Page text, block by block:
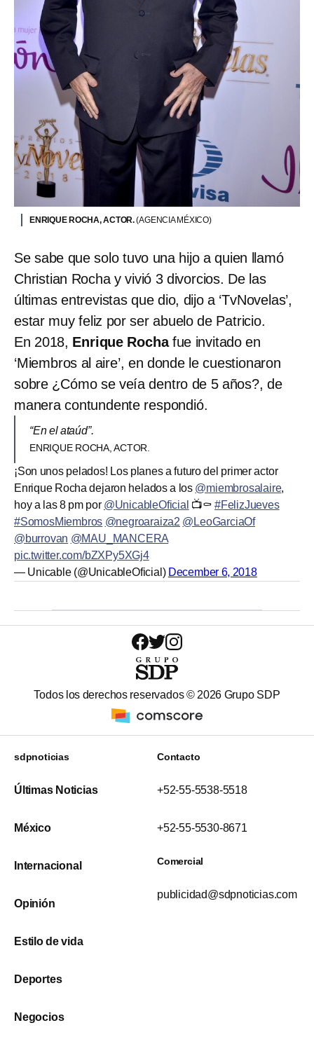
ENRIQUE ROCHA, ACTOR.(AGENCIA MÉXICO)
Se sabe que solo tuvo una hijo a quien llamó
Christian Rocha y vivió 3 divorcios. De las
últimas entrevistas que dio, dijo a ‘TvNovelas’,
estar muy feliz por ser abuelo de Patricio.
En 2018, Enrique Rochafue invitado en
‘Miembros al aire’, en donde le cuestionaron
sobre ¿Cómo se veía dentro de 5 años?, de
manera contundente respondió.
“En el ataúd”.
ENRIQUE ROCHA, ACTOR.
¡Son unos pelados! Los planes a futuro del primer actor
Enrique Rocha dejaron helados a los @miembrosalaire,
hoy a las 8 pm por @UnicableOficial 📺⚰️#FelizJueves
#SomosMiembros @negroaraiza2 @LeoGarciaOf
@burrovan @MAU_MANCERA
pic.twitter.com/bZXPy5XGj4
— Unicable (@UnicableOficial) December 6, 2018
Todos los derechos reservados © 2026 Grupo SDP
sdpnoticias
Últimas Noticias
México
Internacional
Opinión
Estilo de vida
Deportes
Negocios
Contacto
+52-55-5538-5518
+52-55-5530-8671
Comercial
publicidad@sdpnoticias.com